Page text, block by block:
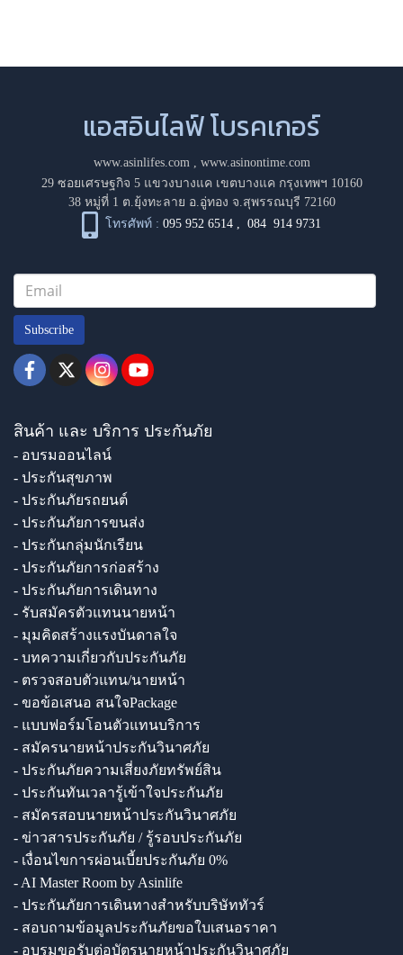
แอสอินไลฟ์ โบรคเกอร์
www.asinlifes.com, www.asinontime.com
29 ซอยเศรษฐกิจ 5 แขวงบางแค เขตบางแค กรุงเทพฯ 10160
38 หมู่ที่ 1 ต.ยุ้งทะลาย อ.อู่ทอง จ.สุพรรณบุรี 72160
โทรศัพท์ : 095 952 6514 ,084 914 9731
Subscribe
สินค้า และ บริการ ประกันภัย
- อบรมออนไลน์
- ประกันสุขภาพ
- ประกันภัยรถยนต์
- ประกันภัยการขนส่ง
- ประกันกลุ่มนักเรียน
- ประกันภัยการก่อสร้าง
- ประกันภัยการเดินทาง
- รับสมัครตัวแทนนายหน้า
- มุมคิดสร้างแรงบันดาลใจ
- บทความเกี่ยวกับประกันภัย
- ตรวจสอบตัวแทน/นายหน้า
- ขอข้อเสนอ สนใจPackage
- แบบฟอร์มโอนตัวแทนบริการ
- สมัครนายหน้าประกันวินาศภัย
- ประกันภัยความเสี่ยงภัยทรัพย์สิน
- ประกันทันเวลารู้เข้าใจประกันภัย
- สมัครสอบนายหน้าประกันวินาศภัย
- ข่าวสารประกันภัย / รู้รอบประกันภัย
- เงื่อนไขการผ่อนเบี้ยประกันภัย 0%
- AI Master Room by Asinlife
- ประกันภัยการเดินทางสำหรับบริษัททัวร์
- สอบถามข้อมูลประกันภัยขอใบเสนอราคา
- อบรมขอรับต่อบัตรนายหน้าประกันวินาศภัย